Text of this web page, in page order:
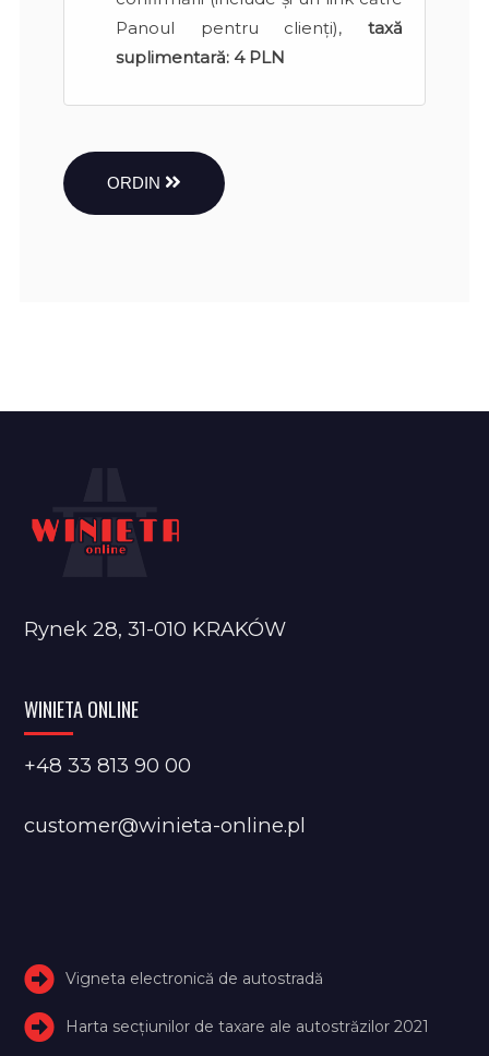
Panoul pentru clienți), taxă
suplimentară: 4 PLN
ORDIN
Rynek 28, 31-010 KRAKÓW
WINIETA ONLINE
+48 33 813 90 00
customer@winieta-online.pl
Vigneta electronică de autostradă
Harta secțiunilor de taxare ale autostrăzilor 2021